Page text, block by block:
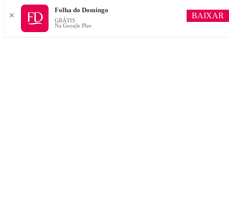
✕
Folha do Domingo
GRÁTIS
Na Google Play
BAIXAR